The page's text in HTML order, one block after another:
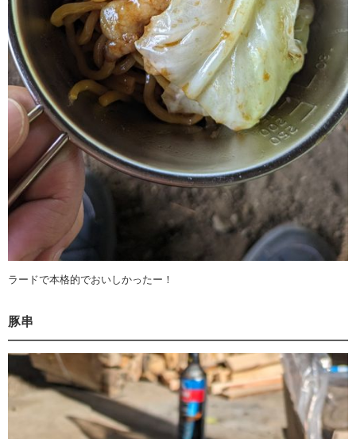
ラードで本格的でおいしかったー！
豚串